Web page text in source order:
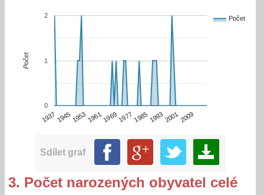
Počet
1937 1945 1953196119691977 1985 199320012009
0
1
2
Počet
Sdílet graf
3. Počet narozených obyvatel celé